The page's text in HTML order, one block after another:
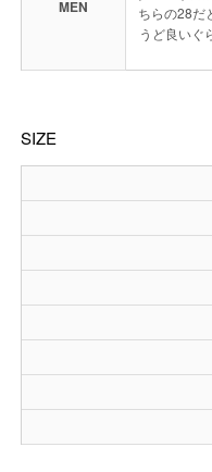
MEN
ちらの28だ
うど良いぐ
SIZE